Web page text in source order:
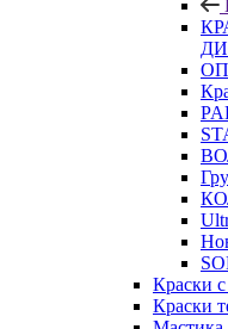
Краски
Краски